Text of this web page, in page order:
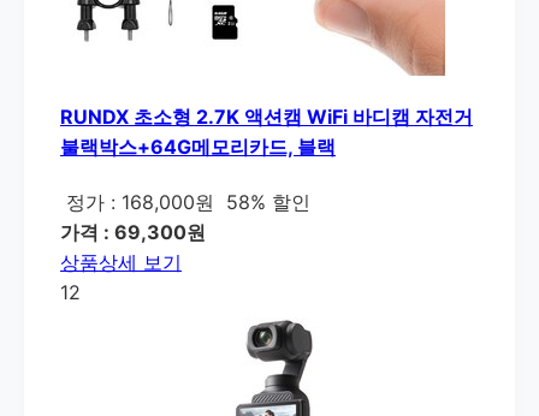
RUNDX 초소형 2.7K 액션캠 WiFi 바디캠 자전거
불랙박스+64G메모리카드, 블랙
정가 : 168,000원
58% 할인
가격 : 69,300원
상품상세 보기
12